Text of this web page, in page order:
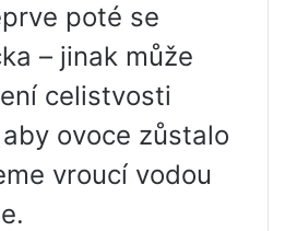
poté se
– jinak může
celistvosti
ovoce zůstalo
vroucí vodou